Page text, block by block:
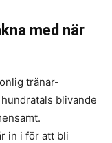
med när
tränar-
blivande
in i för att bli